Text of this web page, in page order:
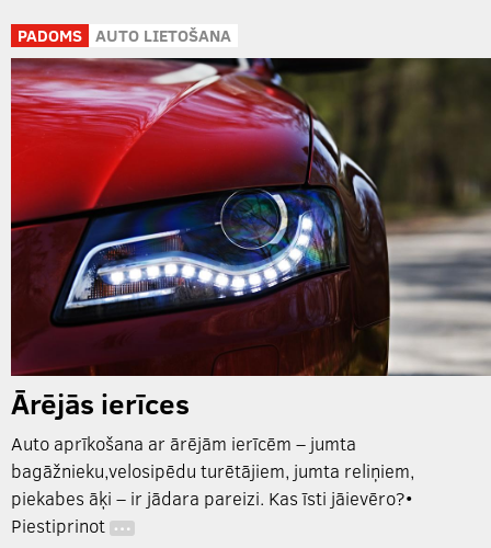
PADOMS AUTO LIETOŠANA
Ārējās ierīces
Auto aprīkošana ar ārējām ierīcēm – jumta
bagāžnieku,velosipēdu turētājiem, jumta reliņiem,
piekabes āķi – ir jādara pareizi. Kas īsti jāievēro?•
Piestiprinot …